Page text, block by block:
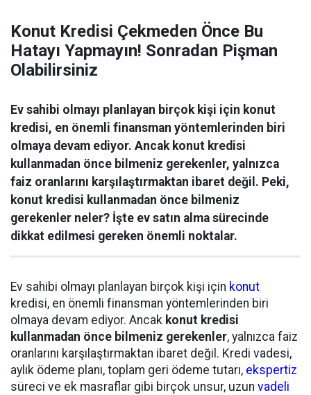
Konut Kredisi Çekmeden Önce Bu
Hatayı Yapmayın! Sonradan Pişman
Olabilirsiniz
Ev sahibi olmayı planlayan birçok kişi için konut
kredisi, en önemli finansman yöntemlerinden biri
olmaya devam ediyor. Ancak konut kredisi
kullanmadan önce bilmeniz gerekenler, yalnızca
faiz oranlarını karşılaştırmaktan ibaret değil. Peki,
konut kredisi kullanmadan önce bilmeniz
gerekenler neler? İşte ev satın alma sürecinde
dikkat edilmesi gereken önemli noktalar.
Ev sahibi olmayı planlayan birçok kişi için konut
kredisi, en önemli finansman yöntemlerinden biri
olmaya devam ediyor. Ancak konut kredisi
kullanmadan önce bilmeniz gerekenler, yalnızca faiz
oranlarını karşılaştırmaktan ibaret değil. Kredi vadesi,
aylık ödeme planı, toplam geri ödeme tutarı, ekspertiz
süreci ve ek masraflar gibi birçok unsur, uzun vadeli